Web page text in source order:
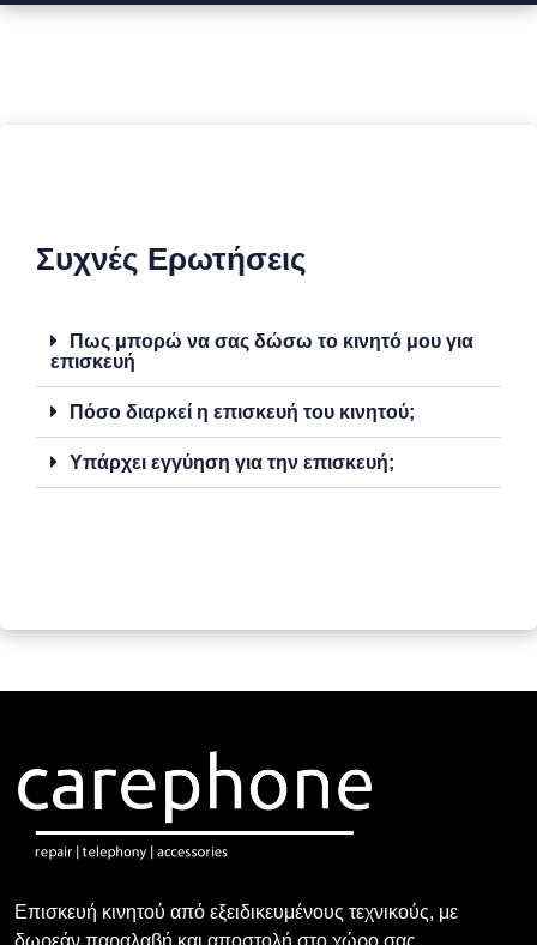
Συχνές Ερωτήσεις
Πως μπορώ να σας δώσω το κινητό μου για
επισκευή
Πόσο διαρκεί η επισκευή του κινητού;
Υπάρχει εγγύηση για την επισκευή;
Επισκευή κινητού από εξειδικευμένους τεχνικούς, με